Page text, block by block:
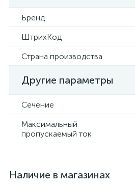
Бренд
ШтрихКод
Страна производства
Другие параметры
Сечение
Максимальный
пропускаемый ток
Наличие в магазинах